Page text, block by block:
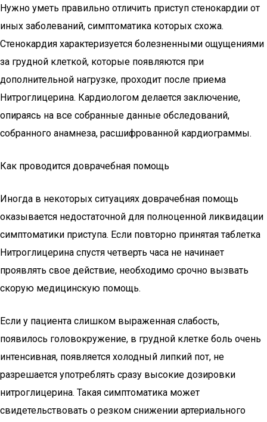
Нужно уметь правильно отличить приступ стенокардии от
иных заболеваний, симптоматика которых схожа.
Стенокардия характеризуется болезненными ощущениями
за грудной клеткой, которые появляются при
дополнительной нагрузке, проходит после приема
Нитроглицерина. Кардиологом делается заключение,
опираясь на все собранные данные обследований,
собранного анамнеза, расшифрованной кардиограммы.
Как проводится доврачебная помощь
Иногда в некоторых ситуациях доврачебная помощь
оказывается недостаточной для полноценной ликвидации
симптоматики приступа. Если повторно принятая таблетка
Нитроглицерина спустя четверть часа не начинает
проявлять свое действие, необходимо срочно вызвать
скорую медицинскую помощь.
Если у пациента слишком выраженная слабость,
появилось головокружение, в грудной клетке боль очень
интенсивная, появляется холодный липкий пот, не
разрешается употреблять сразу высокие дозировки
нитроглицерина. Такая симптоматика может
свидетельствовать о резком снижении артериального